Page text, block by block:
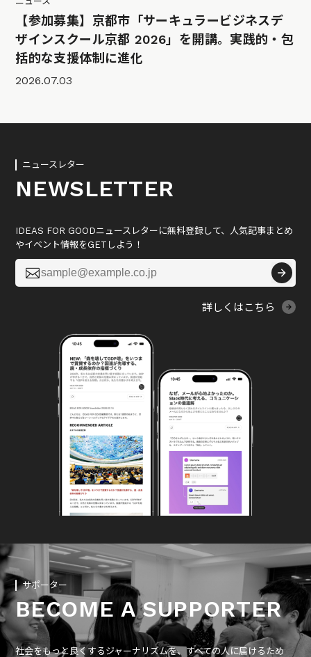
【参加募集】京都市「サーキュラービジネスデ
ザインスクール京都 2026」を開講。実践的・包
括的な支援体制に進化
2026.07.03
ニュースレター
NEWSLETTER
IDEAS FOR GOODニュースレターに無料登録して、人気記事まとめ
やイベント情報をGETしよう！

詳しくはこちら
サポーター
BECOME A SUPPORTER
社会をもっと良くするジャーナリズムを、すべての人に届けるため